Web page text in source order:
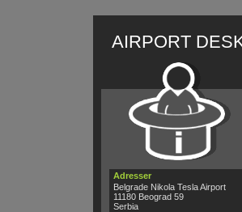
AIRPORT
Adresser
Belgrade Nikola Tesla Airport
11180 Beograd 59
Serbia